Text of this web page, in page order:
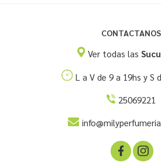
CONTACTANOS
Ver todas las
L a V de 9 a 19hs y S
25069221